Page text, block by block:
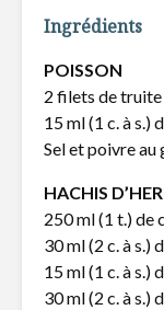
Ingrédients
POISSON
2 filets de truite
15 ml (1 c. à s.)
Sel et poivre au
HACHIS
250 ml (1 t.) de
30 ml (2 c. à s.)
15 ml (1 c. à s.)
30 ml (2 c. à s.)